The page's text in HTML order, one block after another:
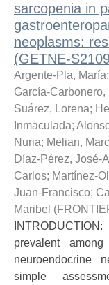
sarcopenia in
neoplasms:
(GETNE-
Argente-Pla, María;
García-Carbonero,
Suárez, Lorena;
Inmaculada;
Nuria; Melian,
Díaz-Pérez, José-
Carlos; Martínez-
Juan-Francisco;
Maribel (
prevalent
neuroendocrine
simple